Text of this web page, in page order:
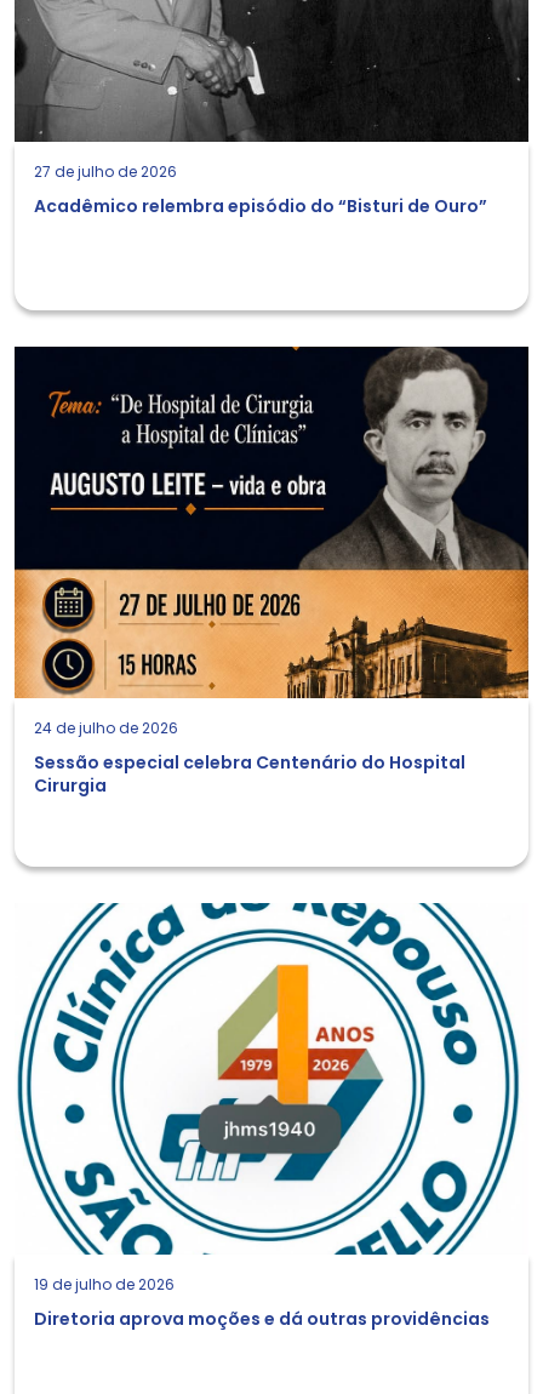
27 de julho de 2026
Acadêmico relembra episódio do “Bisturi de Ouro”
24 de julho de 2026
Sessão especial celebra Centenário do Hospital
Cirurgia
19 de julho de 2026
Diretoria aprova moções e dá outras providências